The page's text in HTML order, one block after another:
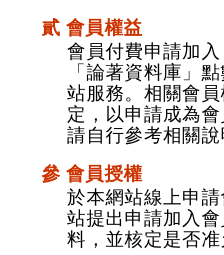
貳 會員權益
會員付費申請加
「論著資料庫」
站服務。相關會
定，以申請成為
請自行參考相關
參 會員授權
於本網站線上申
站提出申請加入
料，並核定是否